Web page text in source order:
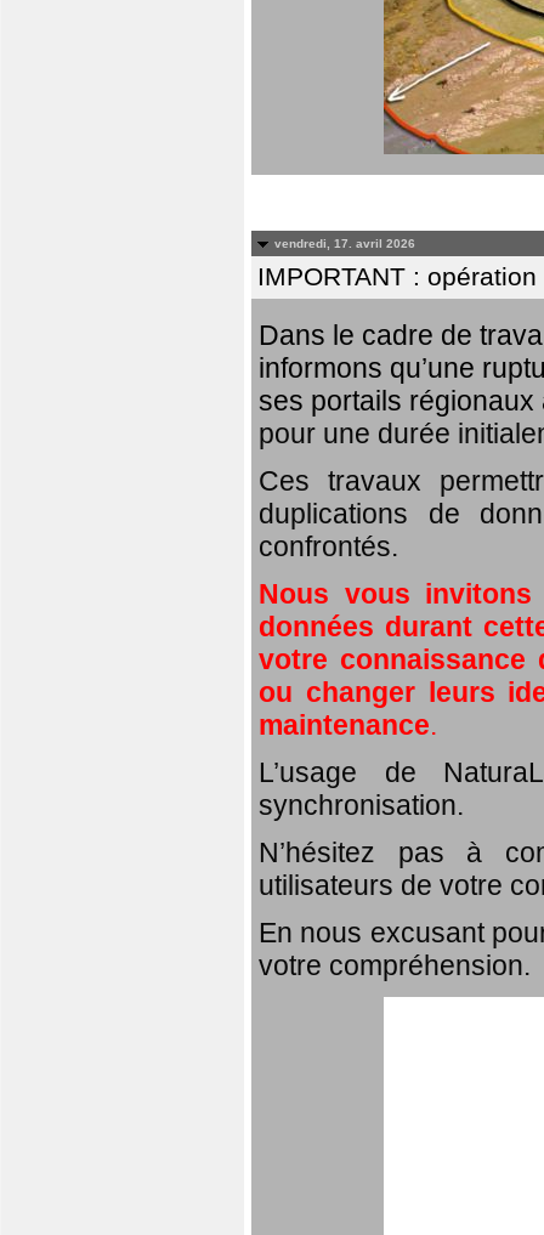
vendredi, 17. avril 2026
IMPORTANT :
Dans le cadre de
informons qu’une
ses portails régionaux
pour une durée
Ces travaux
duplications de
confrontés.
Nous vous
données durant
votre connaissance
ou changer leurs
maintenance.
L’usage de
synchronisation.
N’hésitez pas à
utilisateurs de votre
En nous excusant
votre compréhension.